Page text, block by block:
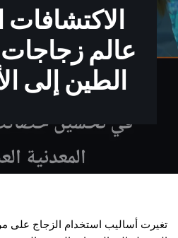
الاكتشافات
الطين إلى
تغيرت أساليب استخدام الزجاج على